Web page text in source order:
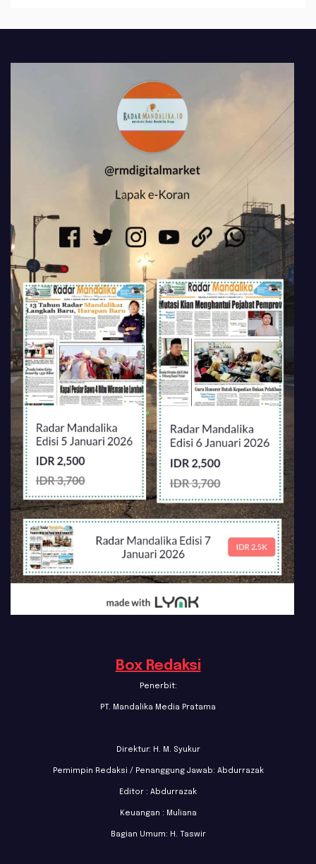
Box Redaksi
Penerbit:
PT. Mandalika Media Pratama
Direktur: H. M. Syukur
Pemimpin Redaksi / Penanggung Jawab: Abdurrazak
Editor : Abdurrazak
Keuangan : Muliana
Bagian Umum: H. Taswir